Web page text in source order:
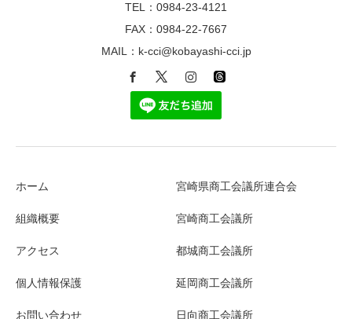
TEL：0984-23-4121
FAX：0984-22-7667
MAIL：k-cci@kobayashi-cci.jp
ホーム
組織概要
アクセス
個人情報保護
お問い合わせ
宮崎県商工会議所連合会
宮崎商工会議所
都城商工会議所
延岡商工会議所
日向商工会議所